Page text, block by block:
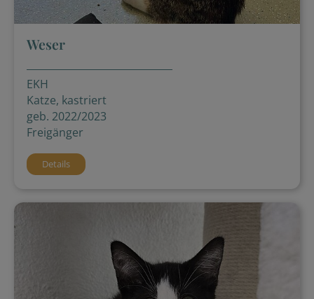
Weser
EKH
Katze, kastriert
geb. 2022/2023
Freigänger
Details